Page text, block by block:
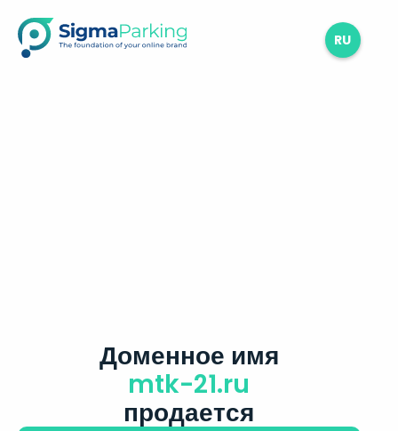
RU
Доменное имя
mtk-21.ru
продается